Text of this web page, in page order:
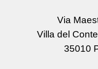
Via
Villa del
35010